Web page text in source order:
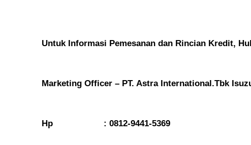
Untuk Informasi Pemesanan dan Rincian Kredit,
Marketing Officer – PT. Astra International.Tbk
Hp : 0812-9441-5369